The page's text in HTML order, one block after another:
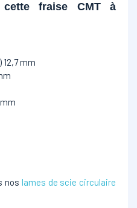
cette fraise CMT à
12,7 mm
nos lames de scie circulaire